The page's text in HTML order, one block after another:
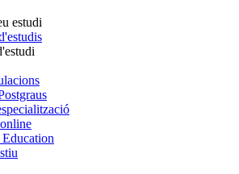
estudi